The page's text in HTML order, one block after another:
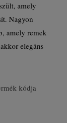
amely
Nagyon
amely remek
elegáns
kódja